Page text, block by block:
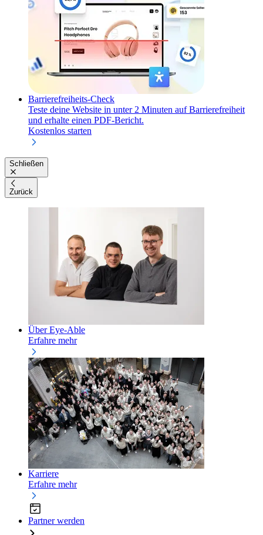
Barrierefreiheits-Check
Teste deine Website in unter 2 Minuten auf Barrierefreiheit
und erhalte einen PDF-Bericht.
Kostenlos starten
Schließen
Zurück
Über Eye-Able
Erfahre mehr
Karriere
Erfahre mehr
Partner werden